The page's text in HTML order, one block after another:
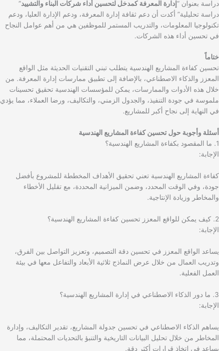
دراسة بعنوان “إدارة المعرفة كمدخل لتحسين أداء شركات البناء والتشييد”
دراسة تحليلية” أكدت أن دعم ثقافة إدارة المعرفة، ودعم الإدارة العليا، ودعم
تكنولوجيا المعلومات، والتدريب المستمر للموظفين هي من أهم عوامل النجاح
في تحسين أداء هذه الشركات.
ختاماً
تحسين كفاءة المشاريع الهندسية يتطلب تبني التقنيات الحديثة مثل الواقع
المعزز والذكاء الاصطناعي، بالإضافة إلى تطبيق ممارسات إدارة المعرفة. من
خلال هذه الأدوات والممارسات، يمكن للمؤسسات الهندسية تحقيق تحسينات
ملموسة في جودة التنفيذ، والجدول الزمني، والتكاليف، ورضا العملاء، مما يؤدي
في النهاية إلى نجاح أكبر للمشاريع.
أسئلة وأجوبة حول تحسين كفاءة المشاريع الهندسية
1. ما المقصود بكفاءة المشاريع الهندسية؟
الإجابة:
كفاءة المشاريع الهندسية تعني تحقيق الأهداف المخططة للمشروع بأفضل
جودة، وفي الوقت المحدد، وضمن الميزانية المحددة، مع تقليل الأخطاء
والمخاطر وزيادة الإنتاجية.
2. كيف يمكن للواقع المعزز تحسين كفاءة المشاريع الهندسية؟
الإجابة:
يساعد الواقع المعزز في تحسين دقة التصميم، وتعزيز التواصل بين الفرق،
وتدريب العمال من خلال عرض النماذج ثلاثية الأبعاد والتفاعل معها في بيئة
العمل الفعلية.
3. ما دور الذكاء الاصطناعي في إدارة المشاريع الهندسية؟
الإجابة:
يساهم الذكاء الاصطناعي في تحسين جدولة المشاريع، تقدير التكاليف، وإدارة
المخاطر من خلال تحليل البيانات التاريخية والتنبؤ بالتحديات المحتملة، مما
يساعد في اتخاذ قرارات أكثر دقة.